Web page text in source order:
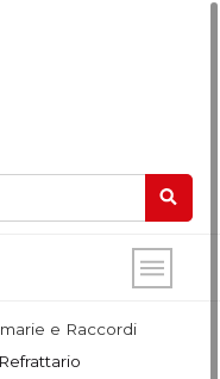
e Raccordi